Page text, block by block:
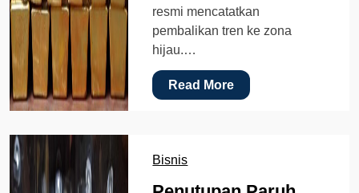
resmi mencatatkan
pembalikan tren ke zona
hijau.…
Read More
Bisnis